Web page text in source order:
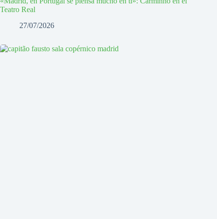
Teatro Real
27/07/2026